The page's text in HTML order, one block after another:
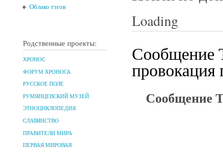
Облако тэгов
Родственные проекты:
ХРОНОС
ФОРУМ ХРОНОСА
РУССКОЕ ПОЛЕ
РУМЯНЦЕВСКИЙ МУЗЕЙ
ЭТНОЦИКЛОПЕДИЯ
СЛАВЯНСТВО
ПРАВИТЕЛИ МИРА
ПЕРВАЯ МИРОВАЯ
Loading
Сообщение
провокация
Сообщение